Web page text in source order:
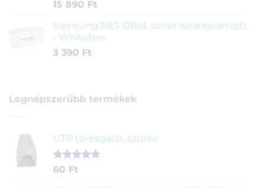
15 890 Ft
Samsung MLT-D116L toner (utángyártott)
- Whitebox
3 390 Ft
Legnépszerűbb termékek
UTP törésgátló, szürke
Értékelés
1
60 Ft